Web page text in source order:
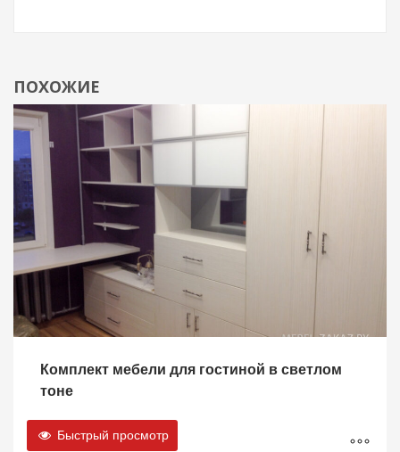
ПОХОЖИЕ
Комплект мебели для гостиной в светлом
тоне
Быстрый просмотр